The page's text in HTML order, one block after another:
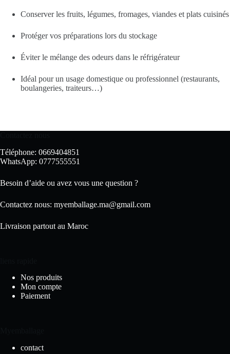
Conserver les fruits, légumes, fromages, viandes et plats cuisinés
Protéger vos préparations lors du stockage
Éviter le mélange des odeurs dans le réfrigérateur
Idéal pour un usage domestique ou professionnel (restaurants,
boulangeries, traiteurs…)
Téléphone: 0669404851
WhatsApp: 0777555551
Besoin d’aide ou avez vous une question ?
Contactez nous: myemballage.ma@gmail.com
Livraison partout au Maroc
Nos produits
Mon compte
Paiement
contact